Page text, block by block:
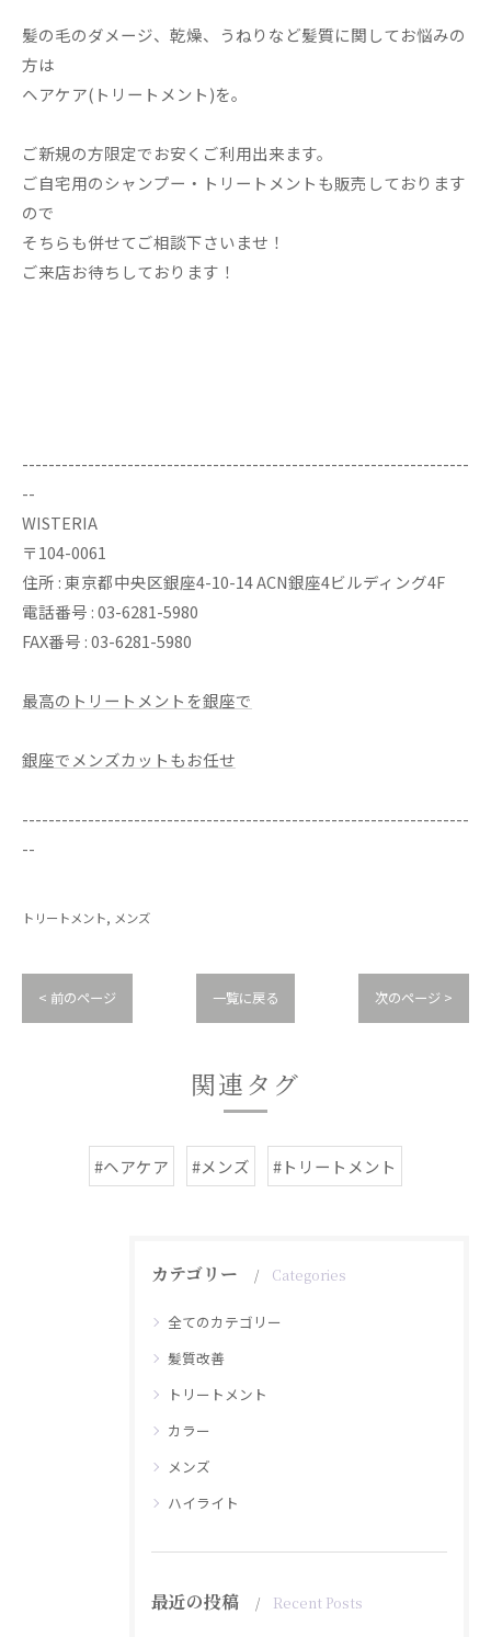
髪の毛のダメージ、乾燥、うねりなど髪質に関してお悩みの
方は
ヘアケア(トリートメント)を。
ご新規の方限定でお安くご利用出来ます。
ご自宅用のシャンプー・トリートメントも販売しております
ので
そちらも併せてご相談下さいませ！
ご来店お待ちしております！
--------------------------------------------------------------------
--
WISTERIA
〒104-0061
住所 : 東京都中央区銀座4-10-14 ACN銀座4ビルディング4F
電話番号 : 03-6281-5980
FAX番号 : 03-6281-5980
最高のトリートメントを銀座で
銀座でメンズカットもお任せ
--------------------------------------------------------------------
--
トリートメント メンズ
< 前のページ 一覧に戻る 次のページ >
関連タグ
#ヘアケア #メンズ #トリートメント
カテゴリー Categories
全てのカテゴリー
髪質改善
トリートメント
カラー
メンズ
ハイライト
最近の投稿 Recent Posts